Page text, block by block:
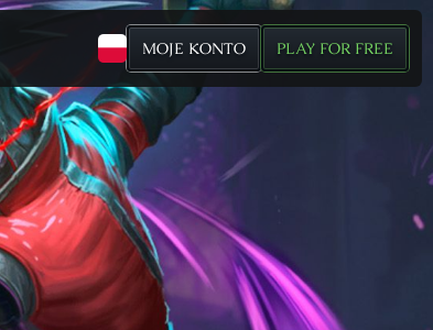
MOJE KONTO PLAY FOR FREE